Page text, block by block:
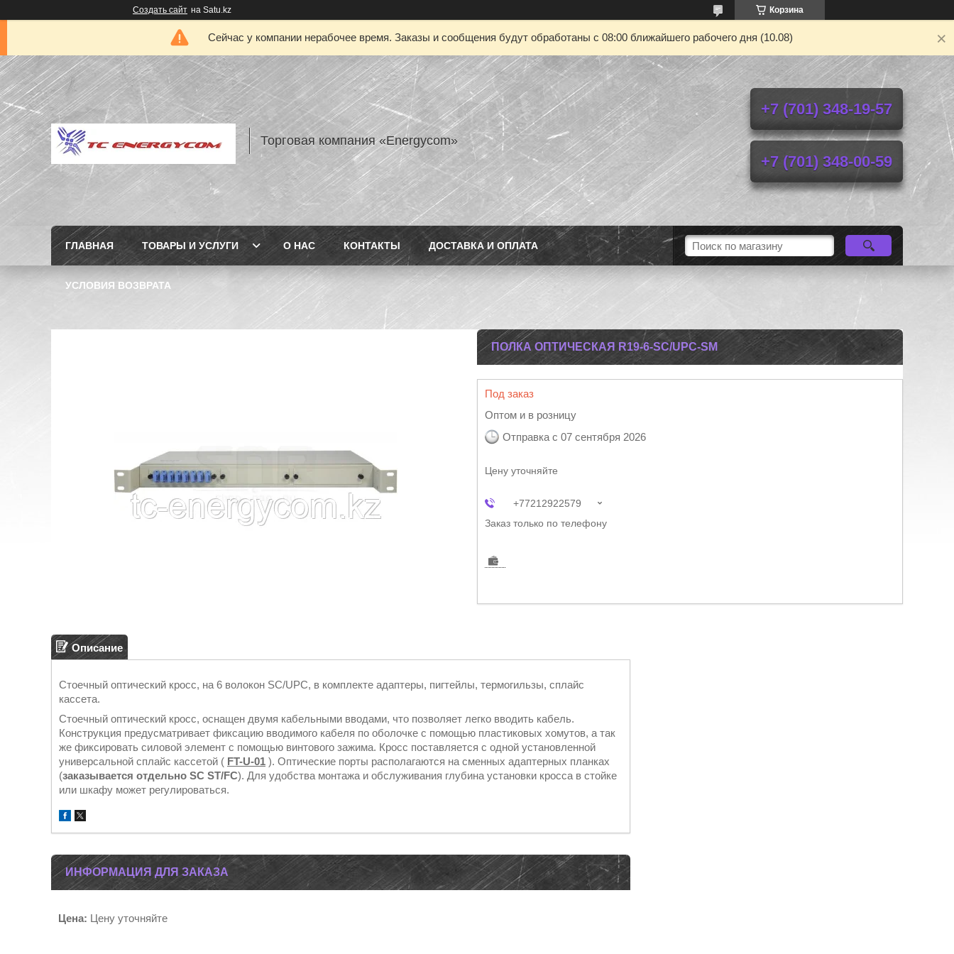
Создать сайт на Satu.kz Корзина
Сейчас у компании нерабочее время. Заказы и сообщения будут обработаны с 08:00 ближайшего рабочего дня (10.08)
Торговая компания «Energycom»
+7 (701) 348-19-57
+7 (701) 348-00-59
ГЛАВНАЯ ТОВАРЫ И УСЛУГИ О НАС КОНТАКТЫ ДОСТАВКА И ОПЛАТА
УСЛОВИЯ ВОЗВРАТА
ПОЛКА ОПТИЧЕСКАЯ R19-6-SC/UPC-SM
Под заказ
Оптом и в розницу
Отправка с 07 сентября 2026
Цену уточняйте
+77212922579
Заказ только по телефону
Описание
Стоечный оптический кросс, на 6 волокон SC/UPC, в комплекте адаптеры, пигтейлы, термогильзы, сплайс
кассета.
Стоечный оптический кросс, оснащен двумя кабельными вводами, что позволяет легко вводить кабель.
Конструкция предусматривает фиксацию вводимого кабеля по оболочке с помощью пластиковых хомутов, а так
же фиксировать силовой элемент с помощью винтового зажима. Кросс поставляется с одной установленной
универсальной сплайс кассетой ( FT-U-01 ). Оптические порты располагаются на сменных адаптерных планках
(заказывается отдельно SC ST/FC). Для удобства монтажа и обслуживания глубина установки кросса в стойке
или шкафу может регулироваться.
ИНФОРМАЦИЯ ДЛЯ ЗАКАЗА
Цена: Цену уточняйте